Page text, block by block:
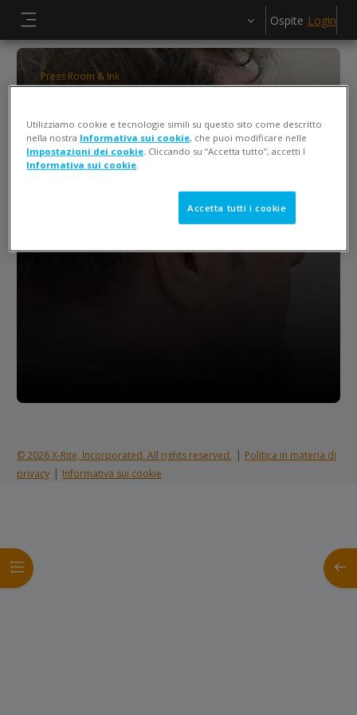
Ospite Login
Apri indice del corso Apri
Press Room & Ink
Keiko Piotrowski
© 2026 X-Rite, Incorporated. All rights reserved. | Politica in materia di
privacy| Informativa sui cookie
Utilizziamo cookie e tecnologie simili su questo sito come descritto
nella nostra Informativa sui cookie, che puoi modificare nelle
Impostazioni dei cookie. Cliccando su “Accetta tutto”, accetti l
Informativa sui cookie.
Accetta tutti i cookie